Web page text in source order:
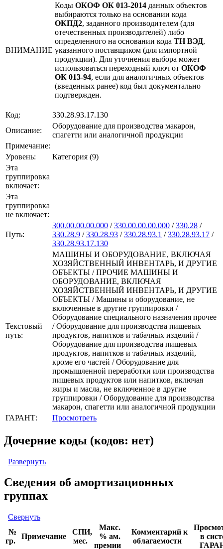
ВНИМАНИЕ
Коды ОКОФ ОК 013-2014 данных объектов
выбираются только на основании кода
ОКПД2, заданного производителем (для
отечественных производителей) либо
определенного на основании кода ТН ВЭД,
указанного поставщиком (для импортной
продукции). Для уточнения выбора может
использоваться переходный ключ от ОКОФ
ОК 013-94, если для аналогичных объектов
(введенных ранее) код был документально
подтвержден.
Код:
330.28.93.17.130
Описание:
Оборудование для производства макарон,
спагетти или аналогичной продукции
Примечание:
Уровень:
Категория (9)
Эта
группировка
включает:
Эта
группировка
не включает:
Путь:
300.00.00.00.000 /330.00.00.00.000 /330.28 /
330.28.9 /330.28.93 /330.28.93.1 /330.28.93.17 /
330.28.93.17.130
Текстовый
путь:
МАШИНЫ И ОБОРУДОВАНИЕ, ВКЛЮЧАЯ
ХОЗЯЙСТВЕННЫЙ ИНВЕНТАРЬ, И ДРУГИЕ
ОБЪЕКТЫ / ПРОЧИЕ МАШИНЫ И
ОБОРУДОВАНИЕ, ВКЛЮЧАЯ
ХОЗЯЙСТВЕННЫЙ ИНВЕНТАРЬ, И ДРУГИЕ
ОБЪЕКТЫ / Машины и оборудование, не
включенные в другие группировки /
Оборудование специального назначения прочее
/ Оборудование для производства пищевых
продуктов, напитков и табачных изделий /
Оборудование для производства пищевых
продуктов, напитков и табачных изделий,
кроме его частей / Оборудование для
промышленной переработки или производства
пищевых продуктов или напитков, включая
жиры и масла, не включенное в другие
группировки / Оборудование для производства
макарон, спагетти или аналогичной продукции
ГАРАНТ:
Просмотреть
Дочерние коды (кодов: нет)
Развернуть
Сведения об амортизационных
группах
Свернуть
№
гр.
Примечание
СПИ,
мес.
Макс.
% ам.
премии
Комментарий к
облагаемости
в